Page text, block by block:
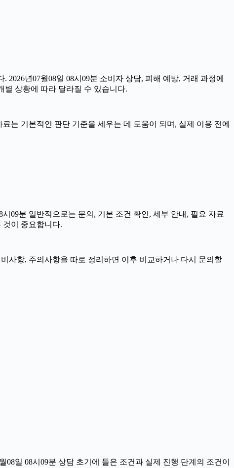
2026년07월08일 08시09분 소비자 상담, 피해 예방, 거래 과정에
별 상황에 따라 달라질 수 있습니다.
는 기본적인 판단 기준을 세우는 데 도움이 되며, 실제 이용 전에
09분 일반적으로는 문의, 기본 조건 확인, 세부 안내, 필요 자료
것이 중요합니다.
사항, 주의사항을 따로 정리하면 이후 비교하거나 다시 문의할
일 08시09분 상담 초기에 들은 조건과 실제 진행 단계의 조건이